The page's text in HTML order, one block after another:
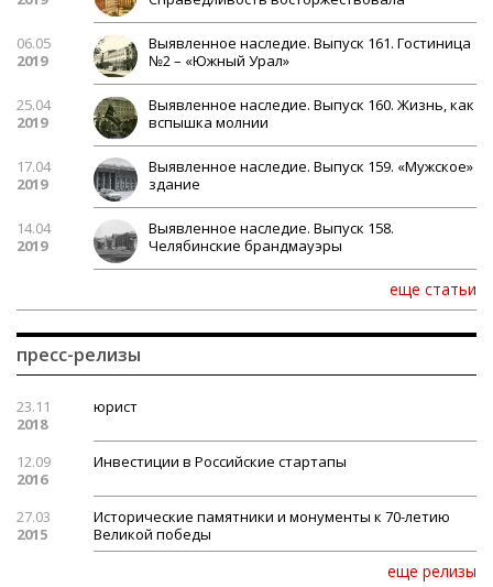
06.05
2019
Выявленное наследие. Выпуск 161. Гостиница
№2 – «Южный Урал»
25.04
2019
Выявленное наследие. Выпуск 160. Жизнь, как
вспышка молнии
17.04
2019
Выявленное наследие. Выпуск 159. «Мужское»
здание
14.04
2019
Выявленное наследие. Выпуск 158.
Челябинские брандмауэры
еще статьи
пресс-релизы
23.11
2018
юрист
12.09
2016
Инвестиции в Российские стартапы
27.03
2015
Исторические памятники и монументы к 70-летию
Великой победы
еще релизы